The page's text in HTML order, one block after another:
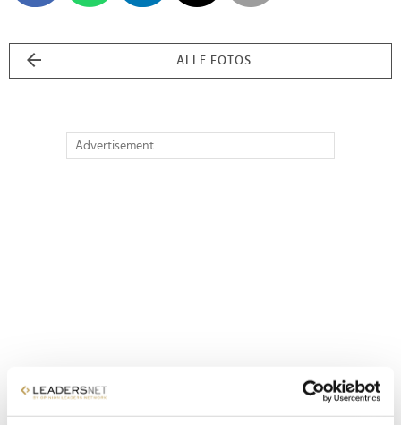
ALLE FOTOS
Advertisement